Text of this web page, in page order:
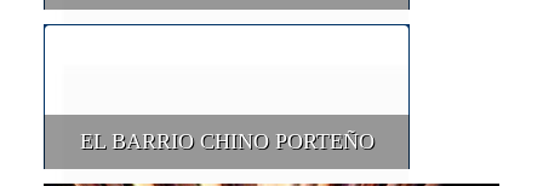
EL BARRIO CHINO PORTEÑO